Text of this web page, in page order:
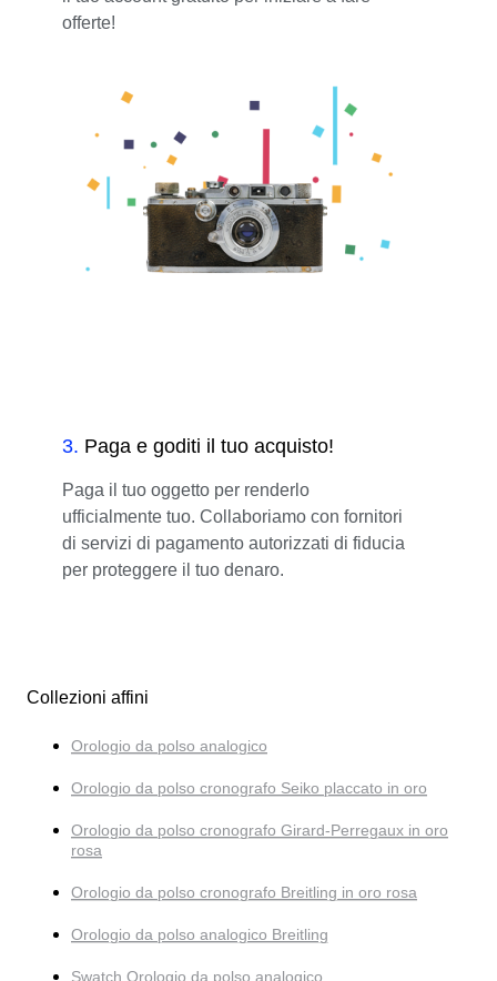
offerte!
3. Paga e goditi il tuo acquisto!
Paga il tuo oggetto per renderlo
ufficialmente tuo. Collaboriamo con fornitori
di servizi di pagamento autorizzati di fiducia
per proteggere il tuo denaro.
Collezioni affini
Orologio da polso analogico
Orologio da polso cronografo Seiko placcato in oro
Orologio da polso cronografo Girard-Perregaux in oro
rosa
Orologio da polso cronografo Breitling in oro rosa
Orologio da polso analogico Breitling
Swatch Orologio da polso analogico